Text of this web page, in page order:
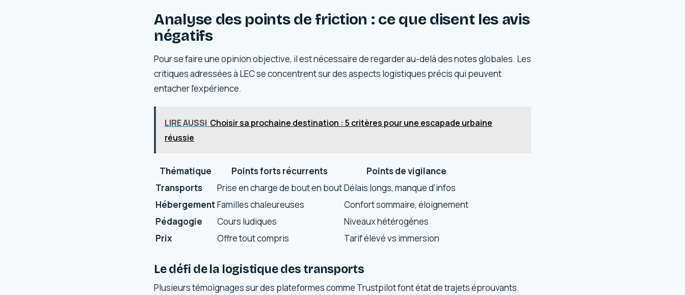
Analyse des points de friction : ce que disent les avis
négatifs
Pour se faire une opinion objective, il est nécessaire de regarder au-delà des notes globales. Les
critiques adressées à LEC se concentrent sur des aspects logistiques précis qui peuvent
entacher l’expérience.
LIRE AUSSI Choisir sa prochaine destination : 5 critères pour une escapade urbaine
réussie
Thématique Points forts récurrents
Points de vigilance
Transports
Prise en charge de bout en boutDélais longs, manque d’infos
HébergementFamilles chaleureuses
Confort sommaire, éloignement
Pédagogie
Cours ludiques
Niveaux hétérogènes
Prix
Offre tout compris Tarif élevé vs immersion
Le défi de la logistique des transports
Plusieurs témoignages sur des plateformes comme Trustpilot font état de trajets éprouvants.